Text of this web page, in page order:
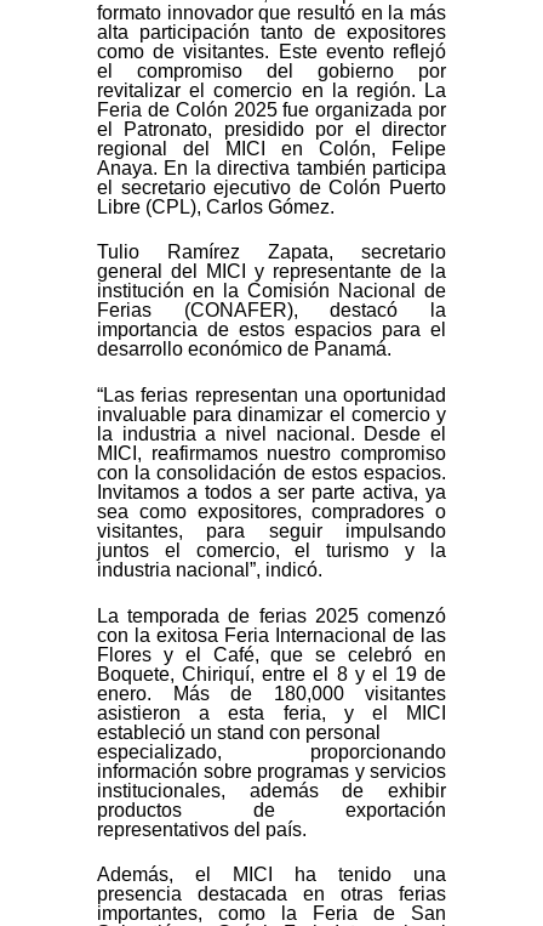
formato innovador que resultó en la más
alta participación tanto de expositores
como de visitantes. Este evento reflejó
el compromiso del gobierno por
revitalizar el comercio en la región. La
Feria de Colón 2025 fue organizada por
el Patronato, presidido por el director
regional del MICI en Colón, Felipe
Anaya. En la directiva también participa
el secretario ejecutivo de Colón Puerto
Libre (CPL), Carlos Gómez.
Tulio Ramírez Zapata, secretario
general del MICI y representante de la
institución en la Comisión Nacional de
Ferias (CONAFER), destacó la
importancia de estos espacios para el
desarrollo económico de Panamá.
“Las ferias representan una oportunidad
invaluable para dinamizar el comercio y
la industria a nivel nacional. Desde el
MICI, reafirmamos nuestro compromiso
con la consolidación de estos espacios.
Invitamos a todos a ser parte activa, ya
sea como expositores, compradores o
visitantes, para seguir impulsando
juntos el comercio, el turismo y la
industria nacional”, indicó.
La temporada de ferias 2025 comenzó
con la exitosa Feria Internacional de las
Flores y el Café, que se celebró en
Boquete, Chiriquí, entre el 8 y el 19 de
enero. Más de 180,000 visitantes
asistieron a esta feria, y el MICI
estableció un stand con personal
especializado, proporcionando
información sobre programas y servicios
institucionales, además de exhibir
productos de exportación
representativos del país.
Además, el MICI ha tenido una
presencia destacada en otras ferias
importantes, como la Feria de San